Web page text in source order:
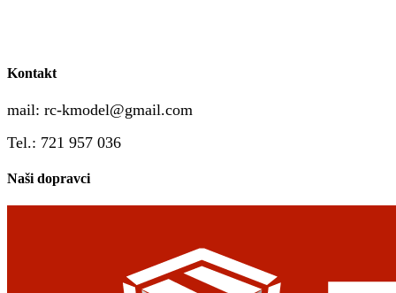
Kontakt
mail: rc-kmodel@gmail.com
Tel.: 721 957 036
Naši dopravci